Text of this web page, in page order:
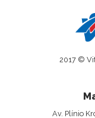
2017 ©
Av. Plínio